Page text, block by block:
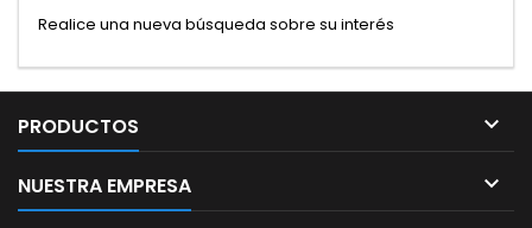
Realice una nueva búsqueda sobre su interés
PRODUCTOS 
NUESTRA EMPRESA 